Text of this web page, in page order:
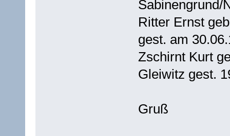
Sabinengrund/
Ritter Ernst
gest. am
Zschirnt Kurt
Gleiwitz gest.
Gruß